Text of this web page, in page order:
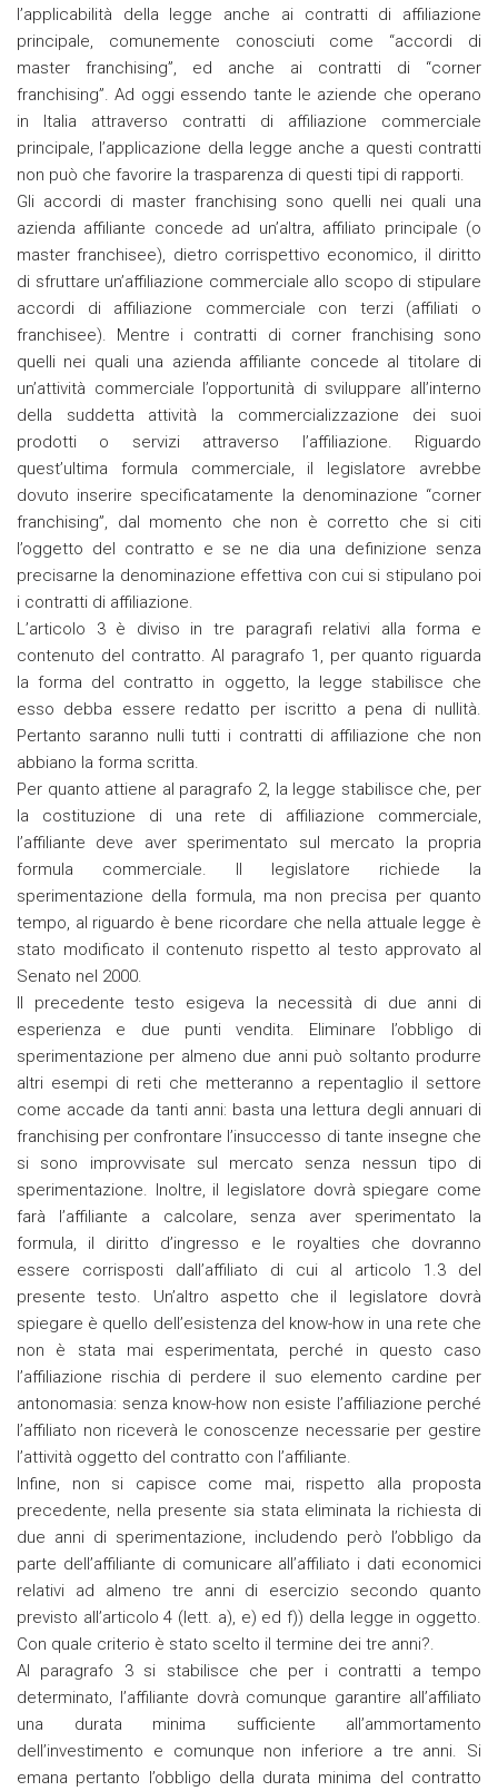
l’applicabilità della legge anche ai contratti di affiliazione
principale, comunemente conosciuti come “accordi di
master franchising”, ed anche ai contratti di “corner
franchising”. Ad oggi essendo tante le aziende che operano
in Italia attraverso contratti di affiliazione commerciale
principale, l’applicazione della legge anche a questi contratti
non può che favorire la trasparenza di questi tipi di rapporti.
Gli accordi di master franchising sono quelli nei quali una
azienda affiliante concede ad un’altra, affiliato principale (o
master franchisee), dietro corrispettivo economico, il diritto
di sfruttare un’affiliazione commerciale allo scopo di stipulare
accordi di affiliazione commerciale con terzi (affiliati o
franchisee). Mentre i contratti di corner franchising sono
quelli nei quali una azienda affiliante concede al titolare di
un’attività commerciale l’opportunità di sviluppare all’interno
della suddetta attività la commercializzazione dei suoi
prodotti o servizi attraverso l’affiliazione. Riguardo
quest’ultima formula commerciale, il legislatore avrebbe
dovuto inserire specificatamente la denominazione “corner
franchising”, dal momento che non è corretto che si citi
l’oggetto del contratto e se ne dia una definizione senza
precisarne la denominazione effettiva con cui si stipulano poi
i contratti di affiliazione.
L’articolo 3 è diviso in tre paragrafi relativi alla forma e
contenuto del contratto. Al paragrafo 1, per quanto riguarda
la forma del contratto in oggetto, la legge stabilisce che
esso debba essere redatto per iscritto a pena di nullità.
Pertanto saranno nulli tutti i contratti di affiliazione che non
abbiano la forma scritta.
Per quanto attiene al paragrafo 2, la legge stabilisce che, per
la costituzione di una rete di affiliazione commerciale,
l’affiliante deve aver sperimentato sul mercato la propria
formula commerciale. Il legislatore richiede la
sperimentazione della formula, ma non precisa per quanto
tempo, al riguardo è bene ricordare che nella attuale legge è
stato modificato il contenuto rispetto al testo approvato al
Senato nel 2000.
Il precedente testo esigeva la necessità di due anni di
esperienza e due punti vendita. Eliminare l’obbligo di
sperimentazione per almeno due anni può soltanto produrre
altri esempi di reti che metteranno a repentaglio il settore
come accade da tanti anni: basta una lettura degli annuari di
franchising per confrontare l’insuccesso di tante insegne che
si sono improvvisate sul mercato senza nessun tipo di
sperimentazione. Inoltre, il legislatore dovrà spiegare come
farà l’affiliante a calcolare, senza aver sperimentato la
formula, il diritto d’ingresso e le royalties che dovranno
essere corrisposti dall’affiliato di cui al articolo 1.3 del
presente testo. Un’altro aspetto che il legislatore dovrà
spiegare è quello dell’esistenza del know-how in una rete che
non è stata mai esperimentata, perché in questo caso
l’affiliazione rischia di perdere il suo elemento cardine per
antonomasia: senza know-how non esiste l’affiliazione perché
l’affiliato non riceverà le conoscenze necessarie per gestire
l’attività oggetto del contratto con l’affiliante.
Infine, non si capisce come mai, rispetto alla proposta
precedente, nella presente sia stata eliminata la richiesta di
due anni di sperimentazione, includendo però l’obbligo da
parte dell’affiliante di comunicare all’affiliato i dati economici
relativi ad almeno tre anni di esercizio secondo quanto
previsto all’articolo 4 (lett. a), e) ed f)) della legge in oggetto.
Con quale criterio è stato scelto il termine dei tre anni?.
Al paragrafo 3 si stabilisce che per i contratti a tempo
determinato, l’affiliante dovrà comunque garantire all’affiliato
una durata minima sufficiente all’ammortamento
dell’investimento e comunque non inferiore a tre anni. Si
emana pertanto l’obbligo della durata minima del contratto